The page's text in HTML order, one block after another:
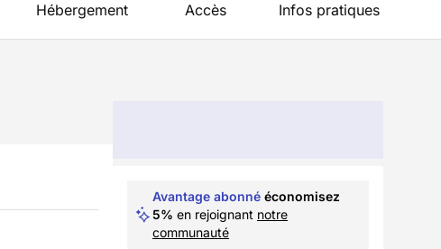
Hébergement Accès Infos pratiques
Avantage abonné économisez
5% en rejoignant notre
communauté